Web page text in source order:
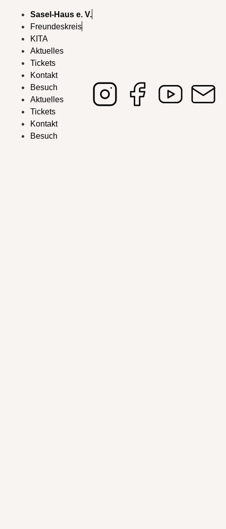
Sasel-Haus e. V.
Freundeskreis
KITA
Aktuelles
Tickets
Kontakt
Besuch
Aktuelles
Tickets
Kontakt
Besuch